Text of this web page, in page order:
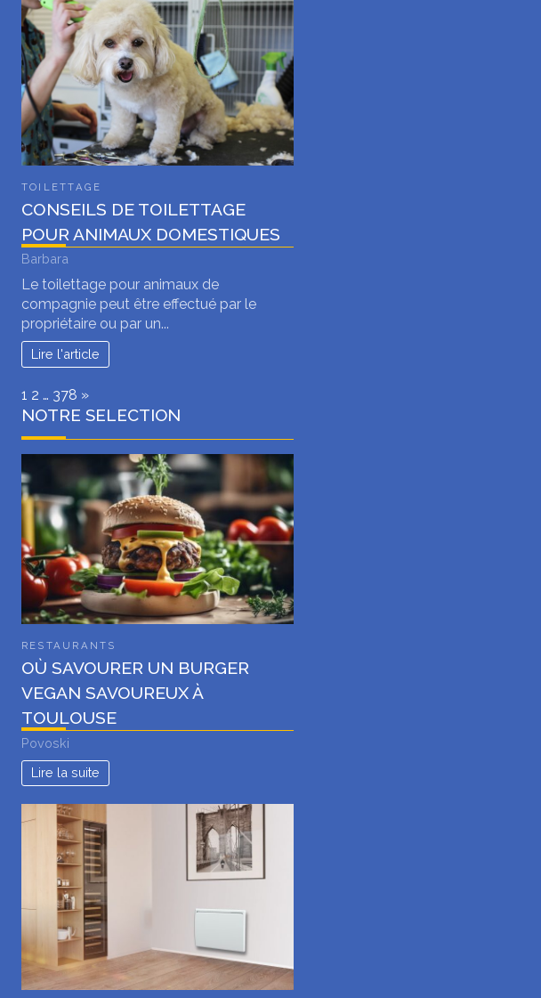
TOILETTAGE
CONSEILS DE TOILETTAGE
POUR ANIMAUX DOMESTIQUES
Barbara
Le toilettage pour animaux de
compagnie peut être effectué par le
propriétaire ou par un...
Lire l'article
Page:
1 2 … 378 Next
»
NOTRE SELECTION
RESTAURANTS
OÙ SAVOURER UN BURGER
VEGAN SAVOUREUX À
TOULOUSE
Povoski
Lire la suite